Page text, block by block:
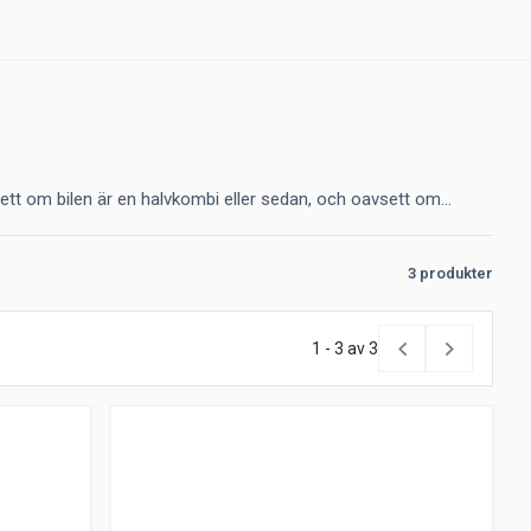
om bilen är en halvkombi eller sedan, och oavsett om...
3 produkter
1 - 3 av 3